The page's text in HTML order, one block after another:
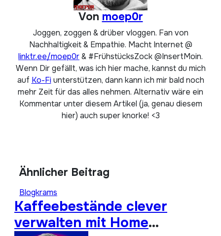
Von moep0r
Joggen, zoggen & drüber vloggen. Fan von
Nachhaltigkeit & Empathie. Macht Internet @
linktr.ee/moep0r& #FrühstücksZock @InsertMoin.
Wenn Dir gefällt, was ich hier mache, kannst du mich
auf Ko-Fiunterstützen, dann kann ich mir bald noch
mehr Zeit für das alles nehmen. Alternativ wäre ein
Kommentar unter diesem Artikel (ja, genau diesem
hier) auch super knorke! <3
Ähnlicher Beitrag
Blogkrams
Kaffeebestände clever
verwalten mit Home